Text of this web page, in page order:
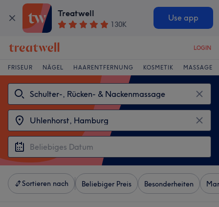
Treatwell
130K
Use app
LOGIN
FRISEUR NÄGEL HAARENTFERNUNG KOSMETIK MASSAGE
Sortieren nach Beliebiger Preis Besonderheiten